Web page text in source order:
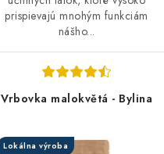
prispievajú mnohým funkciám
nášho...
Vrbovka malokvětá - Bylina
Lokálna výroba